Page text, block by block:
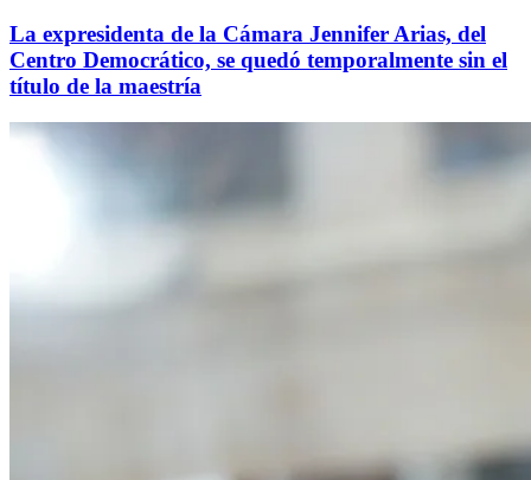
La expresidenta de la Cámara Jennifer Arias, del
Centro Democrático, se quedó temporalmente sin el
título de la maestría